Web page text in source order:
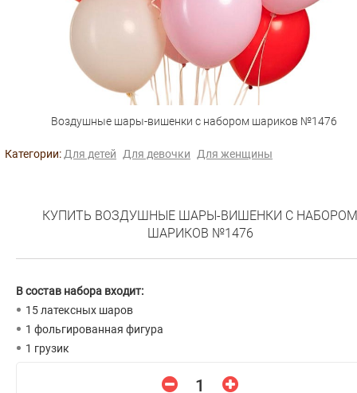
Воздушные шары-вишенки с набором шариков №1476
Категории: Для детей Для девочки Для женщины
КУПИТЬ ВОЗДУШНЫЕ ШАРЫ-ВИШЕНКИ С НАБОРОМ
ШАРИКОВ №1476
В состав набора входит:
15 латексных шаров
1 фольгированная фигура
1 грузик